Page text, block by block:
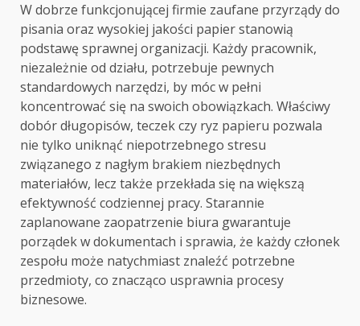
W dobrze funkcjonującej firmie zaufane przyrządy do
pisania oraz wysokiej jakości papier stanowią
podstawę sprawnej organizacji. Każdy pracownik,
niezależnie od działu, potrzebuje pewnych
standardowych narzędzi, by móc w pełni
koncentrować się na swoich obowiązkach. Właściwy
dobór długopisów, teczek czy ryz papieru pozwala
nie tylko uniknąć niepotrzebnego stresu
związanego z nagłym brakiem niezbędnych
materiałów, lecz także przekłada się na większą
efektywność codziennej pracy. Starannie
zaplanowane zaopatrzenie biura gwarantuje
porządek w dokumentach i sprawia, że każdy członek
zespołu może natychmiast znaleźć potrzebne
przedmioty, co znacząco usprawnia procesy
biznesowe.